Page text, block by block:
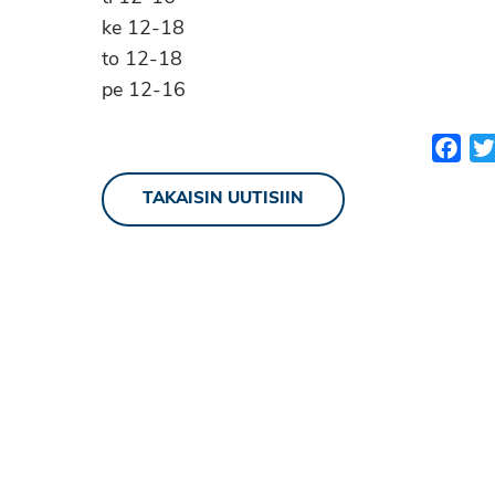
ke 12-18
to 12-18
pe 12-16
TAKAISIN UUTISIIN